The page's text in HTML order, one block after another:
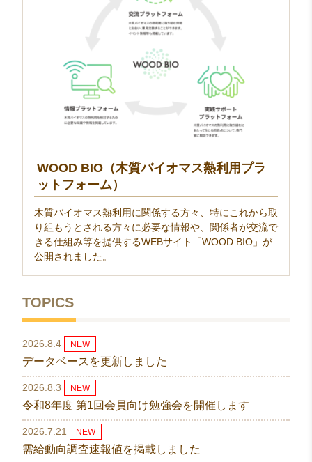
WOOD BIO（木質バイオマス熱利用プラ
ットフォーム）
木質バイオマス熱利用に関係する方々、特にこれから取
り組もうとされる方々に必要な情報や、関係者が交流で
きる仕組み等を提供するWEBサイト「WOOD BIO」が
公開されました。
TOPICS
2026.8.4 NEW
データベースを更新しました
2026.8.3 NEW
令和8年度 第1回会員向け勉強会を開催します
2026.7.21 NEW
需給動向調査速報値を掲載しました